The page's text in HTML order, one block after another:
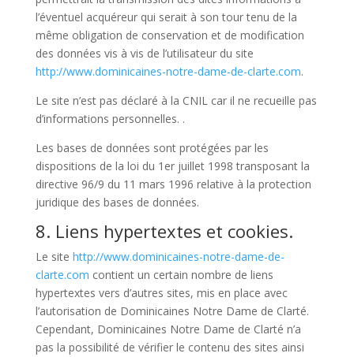
l’éventuel acquéreur qui serait à son tour tenu de la
même obligation de conservation et de modification
des données vis à vis de l’utilisateur du site
http://www.dominicaines-notre-dame-de-clarte.com.
Le site n’est pas déclaré à la CNIL car il ne recueille pas
d’informations personnelles. .
Les bases de données sont protégées par les
dispositions de la loi du 1er juillet 1998 transposant la
directive 96/9 du 11 mars 1996 relative à la protection
juridique des bases de données.
8. Liens hypertextes et cookies.
Le site http://www.dominicaines-notre-dame-de-
clarte.com contient un certain nombre de liens
hypertextes vers d’autres sites, mis en place avec
l’autorisation de Dominicaines Notre Dame de Clarté.
Cependant, Dominicaines Notre Dame de Clarté n’a
pas la possibilité de vérifier le contenu des sites ainsi